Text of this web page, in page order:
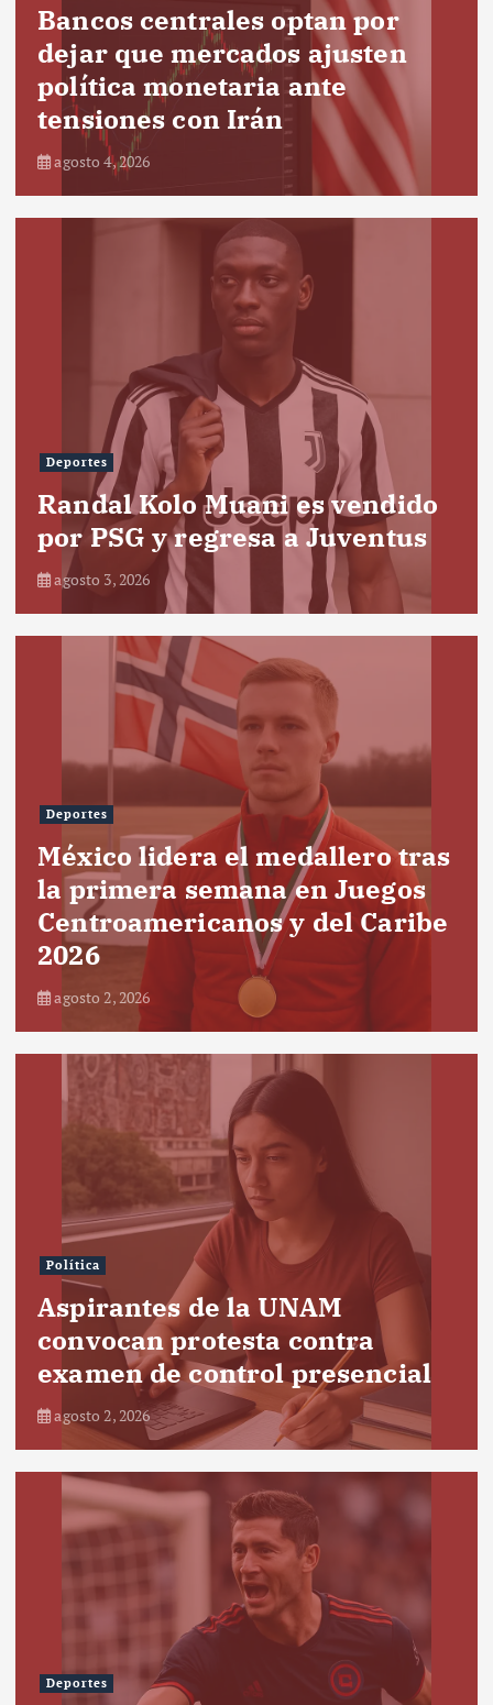
Bancos centrales optan por
dejar que mercados ajusten
política monetaria ante
tensiones con Irán
agosto 4, 2026
Deportes
Randal Kolo Muani es vendido
por PSG y regresa a Juventus
agosto 3, 2026
Deportes
México lidera el medallero tras
la primera semana en Juegos
Centroamericanos y del Caribe
2026
agosto 2, 2026
Política
Aspirantes de la UNAM
convocan protesta contra
examen de control presencial
agosto 2, 2026
Deportes